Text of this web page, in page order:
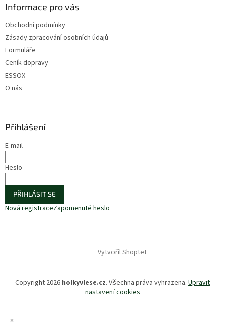
Informace pro vás
Obchodní podmínky
Zásady zpracování osobních údajů
Formuláře
Ceník dopravy
ESSOX
O nás
Přihlášení
E-mail
Heslo
PŘIHLÁSIT SE
Nová registraceZapomenuté heslo
Vytvořil Shoptet
Copyright 2026 holkyvlese.cz. Všechna práva vyhrazena. Upravit
nastavení cookies
×